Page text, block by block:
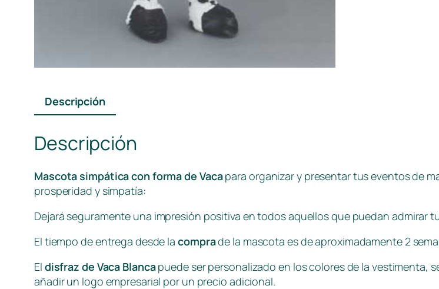
Descripción
Descripción
Mascota simpática con forma de Vacapara organizar y presentar tus eventos de
prosperidad y simpatía:
Dejará seguramente una impresión positiva en todos aquellos que puedan admirar
El tiempo de entrega desde la comprade la mascota es de aproximadamente 2
El disfraz de Vaca Blancapuede ser personalizado en los colores de la vestimenta,
añadir un logo empresarial por un precio adicional.